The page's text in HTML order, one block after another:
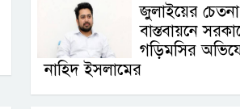
জুলাইয়ের চেতনা
বাস্তবায়নে
গড়িমসির
নাহিদ ইসলামের